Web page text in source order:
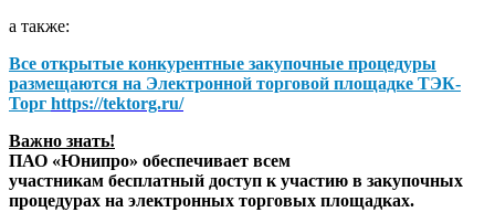
а также:
Все открытые конкурентные закупочные процедуры
размещаются на Электронной торговой площадке ТЭК-
Торг https://tektorg.ru/
Важно знать!
ПАО «Юнипро» обеспечивает всем
участникам бесплатный доступ к участию в закупочных
процедурах на электронных торговых площадках.